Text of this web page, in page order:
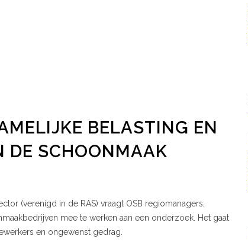
BELASTING EN
DE SCHOONMAAK
(verenigd in de RAS) vraagt OSB regiomanagers,
mee te werken aan een onderzoek. Het gaat
en ongewenst gedrag.